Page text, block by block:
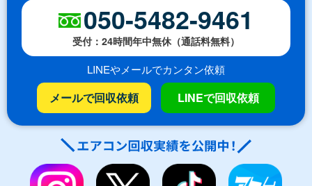
050-5482-9461
受付：24時間年中無休（通話料無料）
LINEやメールでカンタン依頼
メールで回収依頼 LINEで回収依頼